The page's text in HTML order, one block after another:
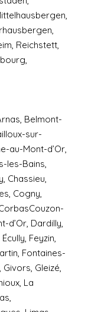
Reichstett,
Belmont-
sur-
au-Mont-d’Or,
les-Bains,
Chassieu,
Cogny,
d’Or, Dardilly,
Feyzin,
Fontaines-
Gleizé,
La